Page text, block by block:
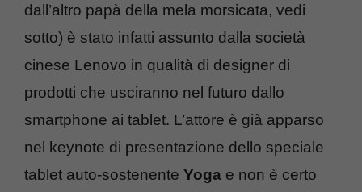
dall’altro papà della mela morsicata, vedi
sotto) è stato infatti assunto dalla società
cinese Lenovo in qualità di designer di
prodotti che usciranno nel futuro dallo
smartphone ai tablet. L’attore è già apparso
nel keynote di presentazione dello speciale
tablet auto-sostenente Yoga e non è certo